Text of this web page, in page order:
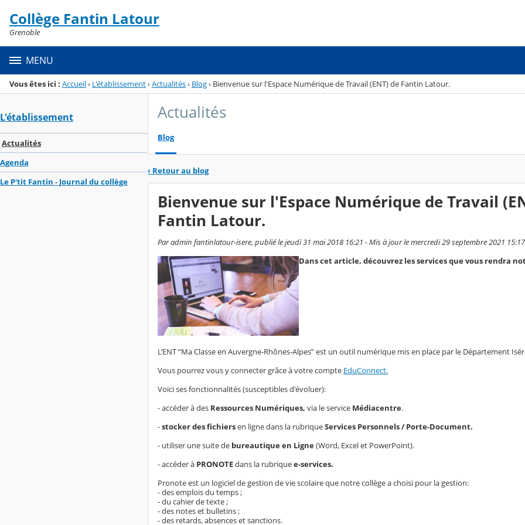
Menu de la rubrique
Contenu
Collège Fantin Latour
Grenoble
MENU
Vous êtes ici : Accueil› L'établissement›Actualités› Blog› Bienvenue sur l'Espace Numérique de Travail (ENT) de Fantin Latour.
L'établissement
Actualités
Agenda
Le P'tit Fantin - Journal du collège
Actualités
Blog
‹ Retour au blog
Bienvenue sur l'Espace Numérique de Travail
Fantin Latour.
Par admin fantinlatour-isere, publié le jeudi 31 mai 2018 16:21 - Mis à jour le mercredi 29 septembre 2021 15:17
Dans cet article, découvrez les services que vous rendra
L’ENT “Ma Classe en Auvergne-Rhônes-Alpes” est un outil numérique mis en place par le Département
Vous pourrez vous y connecter grâce à votre compte EduConnect.
Voici ses fonctionnalités (susceptibles d'évoluer):
- accéder à des Ressources Numériques, via le service Médiacentre.
-stocker des fichiersen ligne dans la rubriqueServices Personnels / Porte-Document.
- utiliser une suite de bureautique en Ligne(Word, Excel et PowerPoint).
- accéder à PRONOTEdans la rubriquee-services.
Pronote est un logiciel de gestion de vie scolaire que notre collège a choisi pour la gestion:
- des emplois du temps ;
- du cahier de texte ;
- des notes et bulletins ;
- des retards, absences et sanctions.